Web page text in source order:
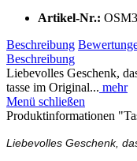
Artikel-Nr.:
Beschreibung
Beschreibung
Liebevolles Geschenk,
tasse im Original... mehr
Menü schließen
Produktinformationen
Liebevolles Geschenk,